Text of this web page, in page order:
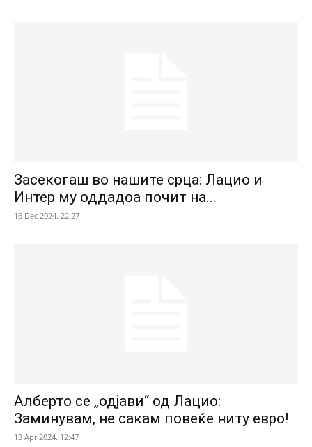
Засекогаш во нашите срца: Лацио и
Интер му оддадоа почит на...
16 Dec 2024. 22:27
Алберто се „одјави“ од Лацио:
Заминувам, не сакам повеќе ниту евро!
13 Apr 2024. 12:47